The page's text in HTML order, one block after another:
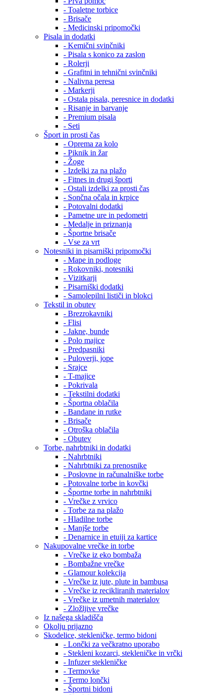
- Toaletne torbice
- Brisače
- Medicinski pripomočki
Pisala in dodatki
- Kemični svinčniki
- Pisala s konico za zaslon
- Rolerji
- Grafitni in tehnični svinčniki
- Nalivna peresa
- Markerji
- Ostala pisala, peresnice in dodatki
- Risanje in barvanje
- Premium pisala
- Seti
Šport in prosti čas
- Oprema za kolo
- Piknik in žar
- Žoge
- Izdelki za na plažo
- Fitnes in drugi športi
- Ostali izdelki za prosti čas
- Sončna očala in krpice
- Potovalni dodatki
- Pametne ure in pedometri
- Medalje in priznanja
- Športne brisače
- Vse za vrt
Notesniki in pisarniški pripomočki
- Mape in podloge
- Rokovniki, notesniki
- Vizitkarji
- Pisarniški dodatki
- Samolepilni lističi in blokci
Tekstil in obutev
- Brezrokavniki
- Flisi
- Jakne, bunde
- Polo majice
- Predpasniki
- Puloverji, jope
- Srajce
- T-majice
- Pokrivala
- Tekstilni dodatki
- Športna oblačila
- Bandane in rutke
- Brisače
- Otroška oblačila
- Obutev
Torbe, nahrbtniki in dodatki
- Nahrbtniki
- Nahrbtniki za prenosnike
- Poslovne in računalniške torbe
- Potovalne torbe in kovčki
- Športne torbe in nahrbtniki
- Vrečke z vrvico
- Torbe za na plažo
- Hladilne torbe
- Manjše torbe
- Denarnice in etuiji za kartice
Nakupovalne vrečke in torbe
- Vrečke iz eko bombaža
- Bombažne vrečke
- Glamour kolekcija
- Vrečke iz jute, plute in bambusa
- Vrečke iz recikliranih materialov
- Vrečke iz umetnih materialov
- Zložljive vrečke
Iz našega skladišča
Okolju prijazno
Skodelice, stekleničke, termo bidoni
- Lončki za večkratno uporabo
- Stekleni kozarci, stekleničke in vrčki
- Infuzer stekleničke
- Termovke
- Termo lončki
- Športni bidoni